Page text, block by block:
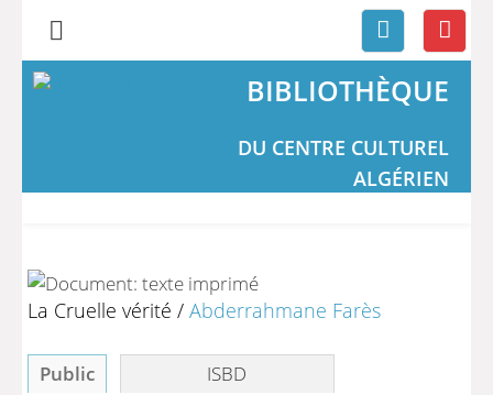
BIBLIOTHÈQUE
DU CENTRE CULTUREL
ALGÉRIEN
La Cruelle vérité /Abderrahmane Farès
Public ISBD